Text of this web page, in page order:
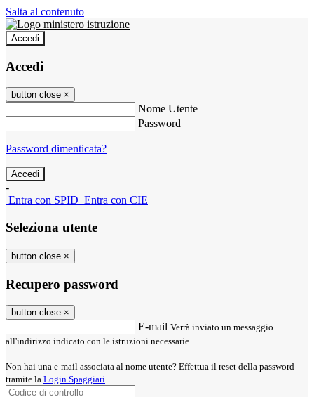
Salta al contenuto
Accedi
Accedi
button close ×
Nome Utente
Password
Password dimenticata?
-
Entra con SPID Entra con CIE
Seleziona utente
button close ×
Recupero password
button close ×
E-mail Verrà inviato un messaggio
all'indirizzo indicato con le istruzioni necessarie.
Non hai una e-mail associata al nome utente? Effettua il reset della password
tramite la Login Spaggiari